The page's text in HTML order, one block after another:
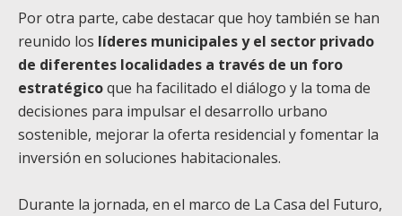
Por otra parte, cabe destacar que hoy también se han
reunido los líderes municipales y el sector privado
de diferentes localidades a través de un foro
estratégicoque ha facilitado el diálogo y la toma de
decisiones para impulsar el desarrollo urbano
sostenible, mejorar la oferta residencial y fomentar la
inversión en soluciones habitacionales.
Durante la jornada, en el marco de La Casa del Futuro,